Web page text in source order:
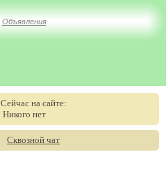
Объявления
Сейчас на сайте:
Никого нет
Сквозной чат